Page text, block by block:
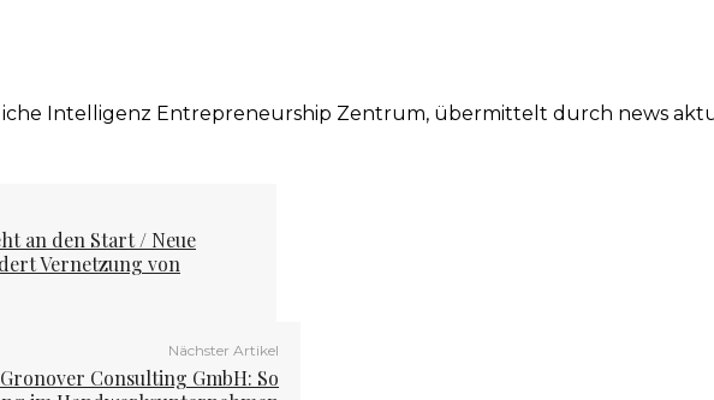
Intelligenz Entrepreneurship Zentrum, übermittelt durch news
an den Start / Neue
Vernetzung von
Nächster Artikel
Consulting GmbH: So